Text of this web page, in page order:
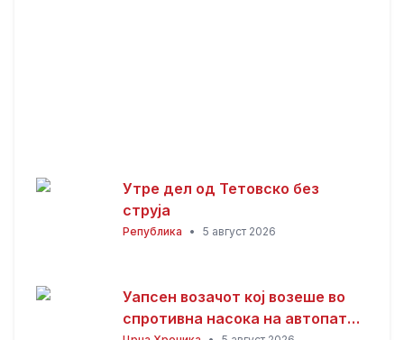
Утре дел од Тетовско без
струја
Република • 5 август 2026
Уапсен возачот кој возеше во
спротивна насока на автопатот